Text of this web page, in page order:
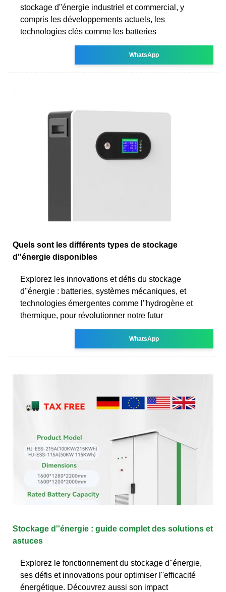
stockage d''énergie industriel et commercial, y
compris les développements actuels, les
technologies clés comme les batteries
WhatsApp
Quels sont les différents types de stockage
d''énergie disponibles
Explorez les innovations et défis du stockage
d''énergie : batteries, systèmes mécaniques, et
technologies émergentes comme l''hydrogène et
thermique, pour révolutionner notre futur
WhatsApp
Stockage d''énergie : guide complet des solutions et
astuces
Explorez le fonctionnement du stockage d''énergie,
ses défis et innovations pour optimiser l''efficacité
énergétique. Découvrez aussi son impact